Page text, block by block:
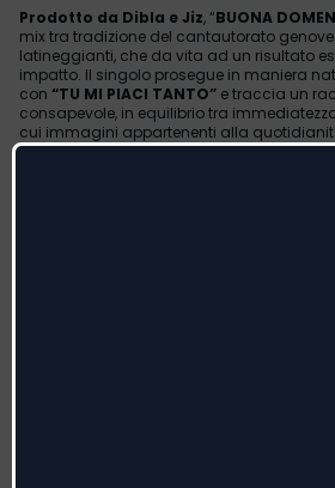
Prodotto da Dibla e Jiz, “BUONA
mix tra tradizione del cantautorato
latineggianti, che da vita ad un risultato
impatto. Il singolo prosegue in maniera
con “TU MI PIACI TANTO” e traccia un
consapevole, in equilibrio tra
cui immagini appartenenti alla
sonorità leggere per raccontare, tra le